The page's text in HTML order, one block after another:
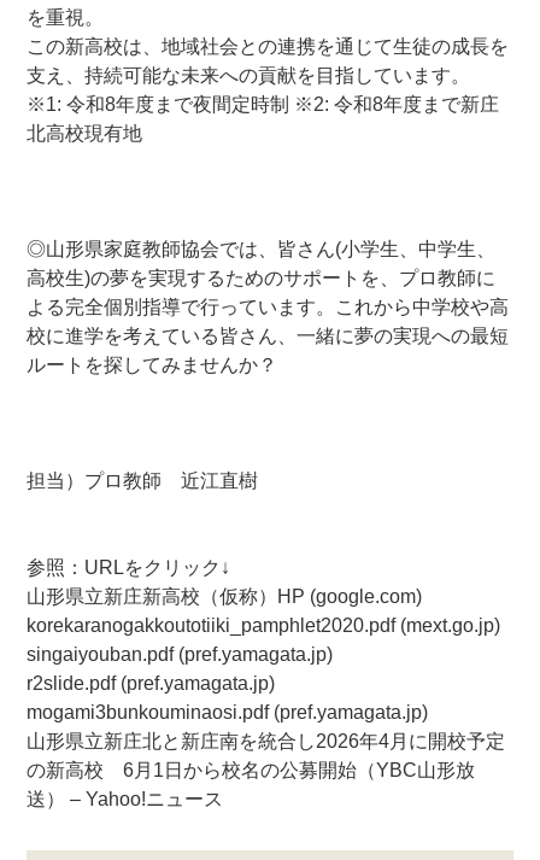
を重視。
この新高校は、地域社会との連携を通じて生徒の成長を
支え、持続可能な未来への貢献を目指しています。
※1: 令和8年度まで夜間定時制 ※2: 令和8年度まで新庄
北高校現有地
◎山形県家庭教師協会では、皆さん(小学生、中学生、
高校生)の夢を実現するためのサポートを、プロ教師に
よる完全個別指導で行っています。これから中学校や高
校に進学を考えている皆さん、一緒に夢の実現への最短
ルートを探してみませんか？
担当）プロ教師 近江直樹
参照：URLをクリック↓
山形県立新庄新高校（仮称）HP (google.com)
korekaranogakkoutotiiki_pamphlet2020.pdf (mext.go.jp)
singaiyouban.pdf (pref.yamagata.jp)
r2slide.pdf (pref.yamagata.jp)
mogami3bunkouminaosi.pdf (pref.yamagata.jp)
山形県立新庄北と新庄南を統合し2026年4月に開校予定
の新高校 6月1日から校名の公募開始（YBC山形放
送） – Yahoo!ニュース